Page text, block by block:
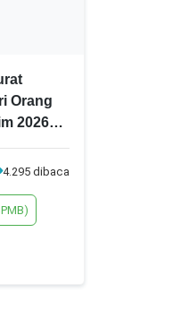
Orang
2026
4.295 dibaca